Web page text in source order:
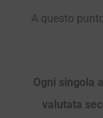
A questo
Ogni singola
valutata